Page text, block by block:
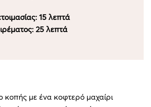
15 λεπτά
25 λεπτά
κοπής με ένα κοφτερό μαχαίρι